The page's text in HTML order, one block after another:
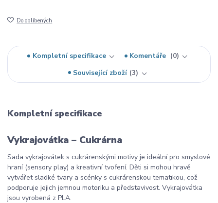
Do oblíbených
Kompletní specifikace Komentáře
0
Související zboží 3
Kompletní specifikace
Vykrajovátka – Cukrárna
Sada vykrajovátek s cukrárenskými motivy je ideální pro smyslové
hraní (sensory play) a kreativní tvoření. Děti si mohou hravě
vytvářet sladké tvary a scénky s cukrárenskou tematikou, což
podporuje jejich jemnou motoriku a představivost. Vykrajovátka
jsou vyrobená z PLA.